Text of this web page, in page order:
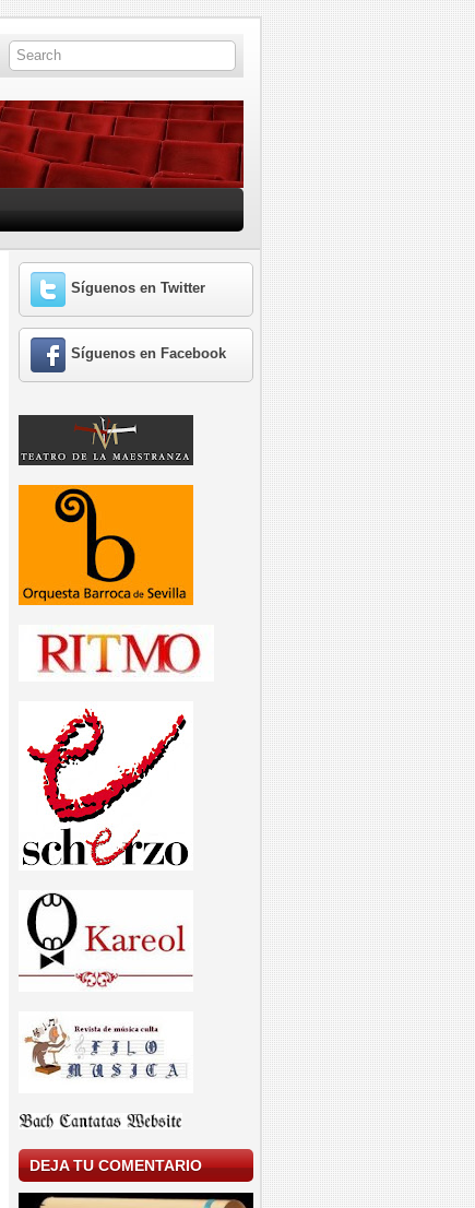
Síguenos en Twitter
Síguenos en Facebook
DEJA TU COMENTARIO